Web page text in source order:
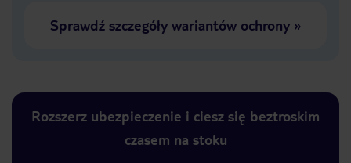
Sprawdź szczegóły wariantów ochrony»
Rozszerz ubezpieczenie i ciesz się beztroskim
czasem na stoku